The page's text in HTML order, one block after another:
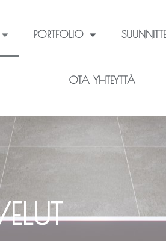
PORTFOLIO
OTA YHTEYTTÄ